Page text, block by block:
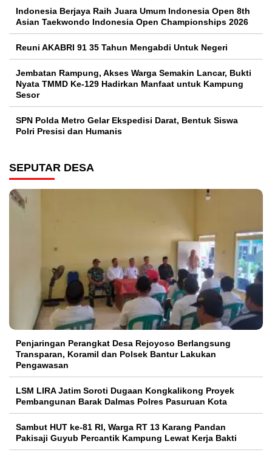
Indonesia Berjaya Raih Juara Umum Indonesia Open 8th
Asian Taekwondo Indonesia Open Championships 2026
Reuni AKABRI 91 35 Tahun Mengabdi Untuk Negeri
Jembatan Rampung, Akses Warga Semakin Lancar, Bukti
Nyata TMMD Ke-129 Hadirkan Manfaat untuk Kampung
Sesor
SPN Polda Metro Gelar Ekspedisi Darat, Bentuk Siswa
Polri Presisi dan Humanis
SEPUTAR DESA
Penjaringan Perangkat Desa Rejoyoso Berlangsung
Transparan, Koramil dan Polsek Bantur Lakukan
Pengawasan
LSM LIRA Jatim Soroti Dugaan Kongkalikong Proyek
Pembangunan Barak Dalmas Polres Pasuruan Kota
Sambut HUT ke-81 RI, Warga RT 13 Karang Pandan
Pakisaji Guyub Percantik Kampung Lewat Kerja Bakti